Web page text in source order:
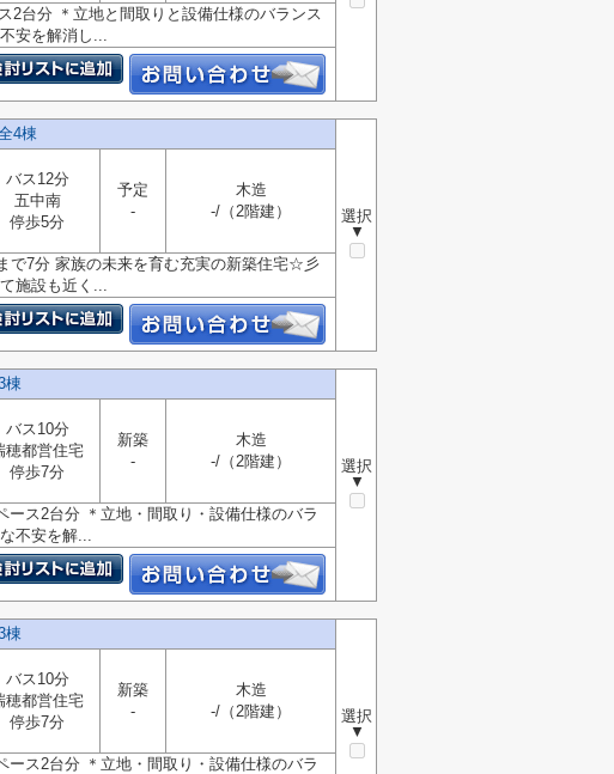
台分 ＊立地と間取りと設備仕様のバランス
安を解消し...
4棟
選択
▼
バス12分
五中南
停歩5分
予定
-
木造
-/（2階建）
で7分 家族の未来を育む充実の新築住宅☆彡
施設も近く...
棟
選択
▼
バス10分
穂都営住宅
停歩7分
新築
-
木造
-/（2階建）
ス2台分 ＊立地・間取り・設備仕様のバラ
不安を解...
棟
選択
▼
バス10分
穂都営住宅
停歩7分
新築
-
木造
-/（2階建）
ス2台分 ＊立地・間取り・設備仕様のバラ